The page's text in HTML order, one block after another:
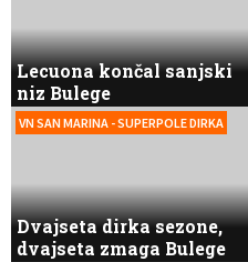
Lecuona končal sanjski
niz Bulege
VN SAN MARINA - SUPERPOLE DIRKA
Dvajseta dirka sezone,
dvajseta zmaga Bulege